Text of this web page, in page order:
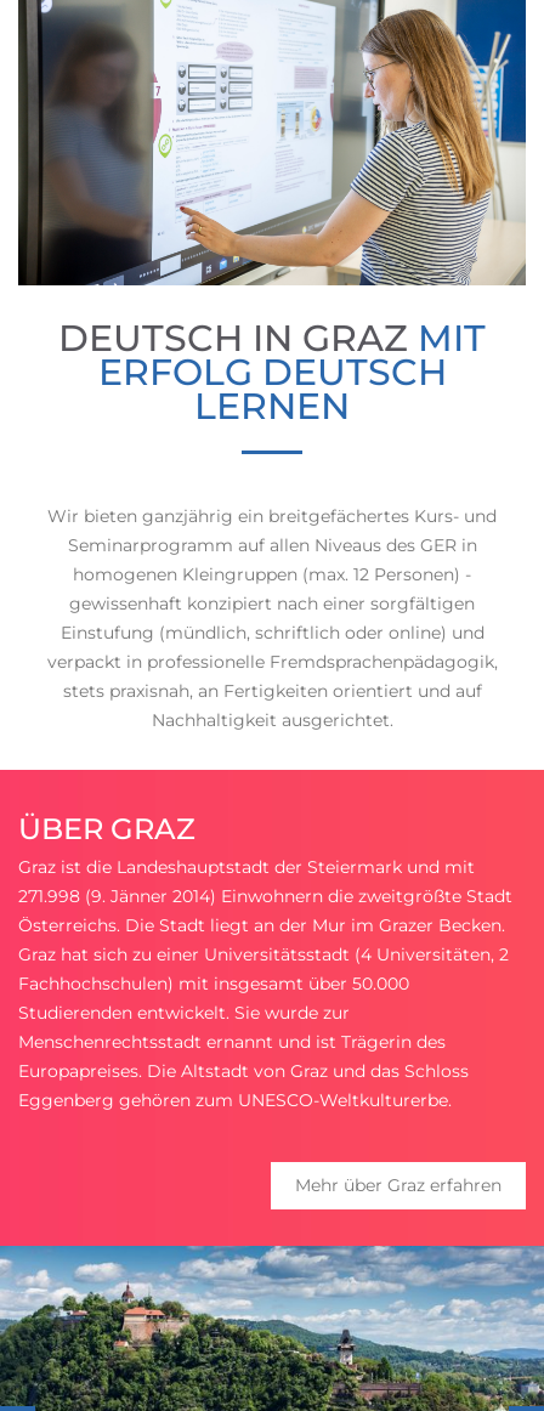
DEUTSCH IN GRAZ MIT
ERFOLG DEUTSCH
LERNEN
Wir bieten ganzjährig ein breitgefächertes Kurs- und
Seminarprogramm auf allen Niveaus des GER in
homogenen Kleingruppen (max. 12 Personen) -
gewissenhaft konzipiert nach einer sorgfältigen
Einstufung (mündlich, schriftlich oder online) und
verpackt in professionelle Fremdsprachenpädagogik,
stets praxisnah, an Fertigkeiten orientiert und auf
Nachhaltigkeit ausgerichtet.
ÜBER GRAZ
Graz ist die Landeshauptstadt der Steiermark und mit
271.998 (9. Jänner 2014) Einwohnern die zweitgrößte Stadt
Österreichs. Die Stadt liegt an der Mur im Grazer Becken.
Graz hat sich zu einer Universitätsstadt (4 Universitäten, 2
Fachhochschulen) mit insgesamt über 50.000
Studierenden entwickelt. Sie wurde zur
Menschenrechtsstadt ernannt und ist Trägerin des
Europapreises. Die Altstadt von Graz und das Schloss
Eggenberg gehören zum UNESCO-Weltkulturerbe.
Mehr über Graz erfahren